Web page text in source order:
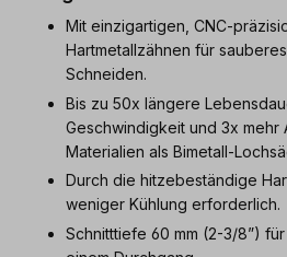
Mit einzigartigen, CNC-
Hartmetallzähnen für
Schneiden.
Bis zu 50x längere
Geschwindigkeit und 3x mehr
Materialien als Bimetall-
Durch die hitzebeständige
weniger Kühlung erforderlich.
Schnitttiefe 60 mm (2-3/8”)